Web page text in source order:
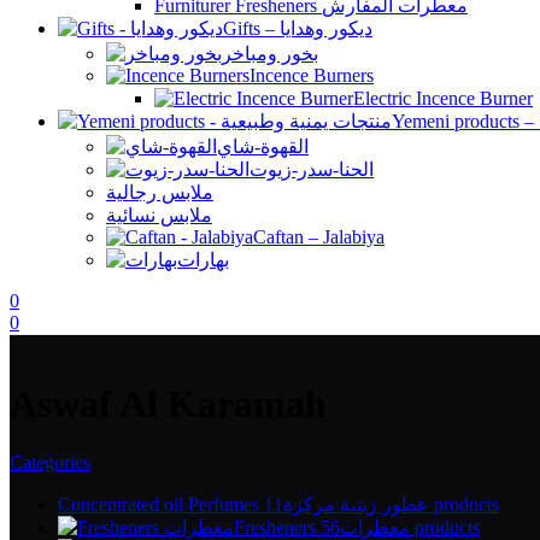
Furniturer Fresheners معطرات المفارش
Gifts – ديكور وهدايا
بخور ومباخر
Incence Burners
Electric Incence Burner
القهوة-شاي
الحنا-سدر-زيوت
ملابس رجالية
ملابس نسائية
Caftan – Jalabiya
بهارات
0
0
Categories
Concentrated oil Perfumes عطور زيتية مركزة 11 products
Fresheners معطرات 56 products